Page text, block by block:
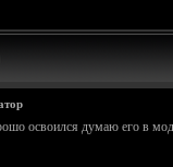
освоился думаю его в